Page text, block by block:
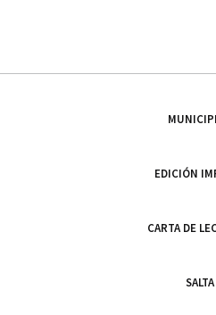
EDICIÓN
CARTA DE
SALTA